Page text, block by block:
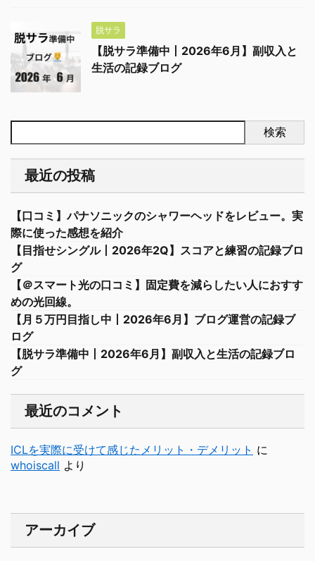
脱サラ
【脱サラ準備中丨2026年6月】副収入と
生活の記録ブログ
検索
最近の投稿
【口コミ】パナソニックのシャワーヘッドをレビュー。実
際に使った感想を紹介
【目指せシングル丨2026年2Q】スコアと練習の記録ブロ
グ
【＠スマート光の口コミ】固定費を減らしたい人におすす
めの光回線。
【月５万円目指し中丨2026年6月】ブログ運営の記録ブ
ログ
【脱サラ準備中丨2026年6月】副収入と生活の記録ブロ
グ
最近のコメント
ICLを実際に受けて感じたメリット・デメリット に
whoiscall より
アーカイブ